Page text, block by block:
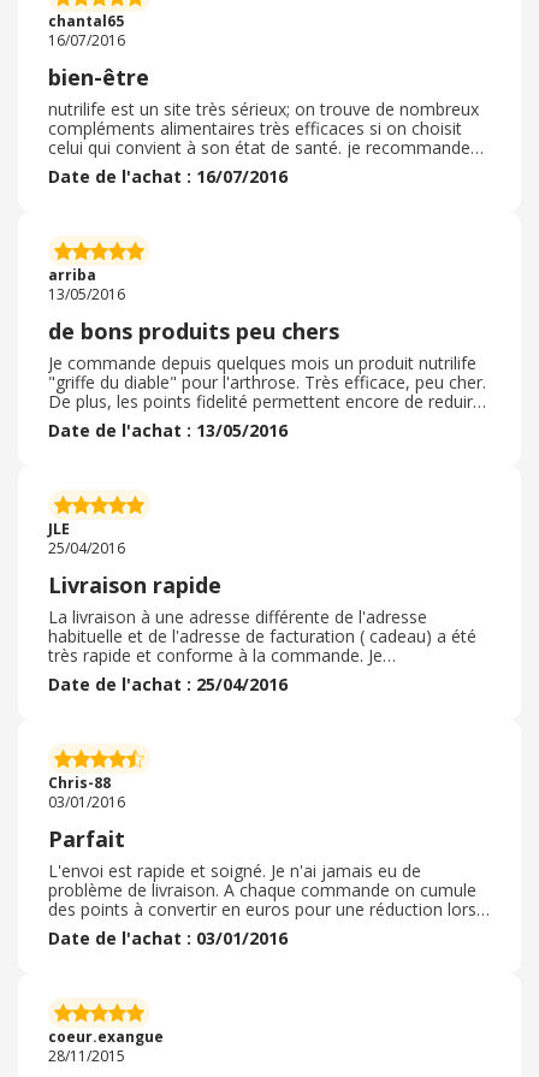
chantal65
16/07/2016
bien-être
nutrilife est un site très sérieux; on trouve de nombreux
compléments alimentaires très efficaces si on choisit
celui qui convient à son état de santé. je recommande
ce site pour la variété de ses produits de santé et
cosmétiques.
Date de l'achat : 16/07/2016
arriba
13/05/2016
de bons produits peu chers
Je commande depuis quelques mois un produit nutrilife
"griffe du diable" pour l'arthrose. Très efficace, peu cher.
De plus, les points fidelité permettent encore de reduire
la facture. La livraison est rapide. Je recommande !
Date de l'achat : 13/05/2016
JLE
25/04/2016
Livraison rapide
La livraison à une adresse différente de l'adresse
habituelle et de l'adresse de facturation ( cadeau) a été
très rapide et conforme à la commande. Je
recommande ce site qui, je trouve, documente de plus
bien les différents produits avec des références
Date de l'achat : 25/04/2016
Chris-88
03/01/2016
Parfait
L'envoi est rapide et soigné. Je n'ai jamais eu de
problème de livraison. A chaque commande on cumule
des points à convertir en euros pour une réduction lors
de la prochaine commande. Service client à l'écoute.
Date de l'achat : 03/01/2016
coeur.exangue
28/11/2015